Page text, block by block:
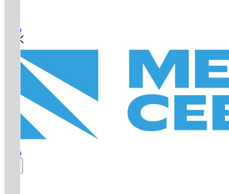
0
0